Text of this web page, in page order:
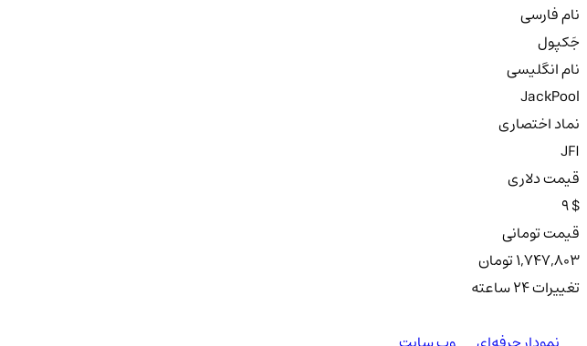
نام فارسی
جَکپول
نام انگلیسی
JackPool
نماد اختصاری
JFI
قیمت دلاری
9 $
قیمت تومانی
1,747,803 تومان
تغییرات ۲۴ ساعته